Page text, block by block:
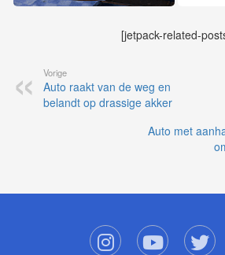
[jetpack-related-
Vorige
Auto raakt van de weg en
belandt op drassige akker
Auto met